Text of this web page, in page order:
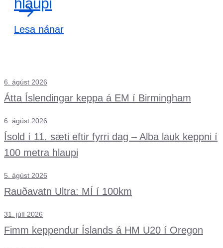
Lesa nánar
6. ágúst 2026
Átta Íslendingar keppa á EM í Birmingham
6. ágúst 2026
Ísold í 11. sæti eftir fyrri dag – Alba lauk keppni í
100 metra hlaupi
5. ágúst 2026
Rauðavatn Ultra: MÍ í 100km
31. júlí 2026
Fimm keppendur Íslands á HM U20 í Oregon